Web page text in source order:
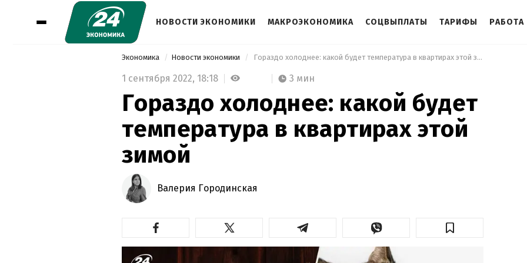
НОВОСТИ ЭКОНОМИКИ МАКРОЭКОНОМИКА СОЦВЫПЛАТЫ ТАРИФЫ РАБОТА
Экономика Новости экономики Гораздо холоднее: какой будет температура в квартирах этой зимой
1 сентября 2022, 18:18 3 мин
Гораздо холоднее: какой будет
температура в квартирах этой
зимой
Валерия Городинская